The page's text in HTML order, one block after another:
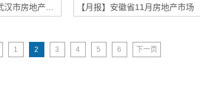
【月报】安徽省11月房地产市场
1 2 3 4 5 6 下一页